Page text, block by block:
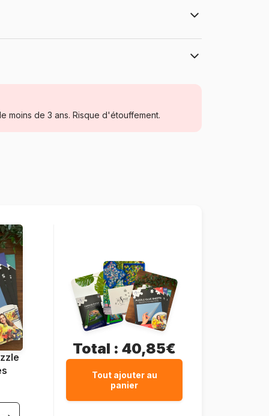
la marque HEYE et de l'artiste Zozoville -
95 cm - Label FSC (ce label environnemental a
Puzzle pour Adultes (500 à 48.000
moins de 3 ans. Risque d'étouffement.
Total : 40,85€
Tout ajouter au
panier